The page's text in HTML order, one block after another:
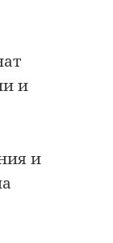
и
и